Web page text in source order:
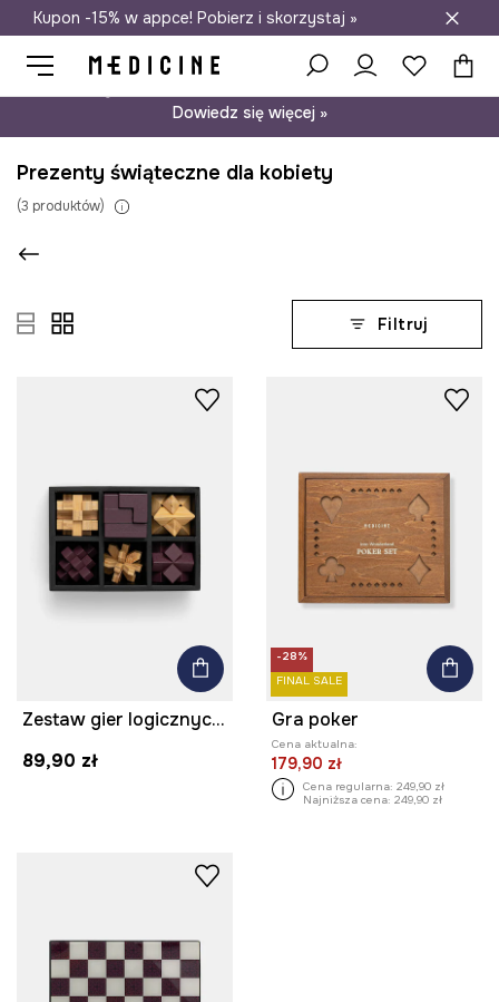
Darmowa dostawa do salonów
Kupon -15% w appce! Pobierz i skorzystaj »
Dowiedz się więcej »
Prezenty świąteczne dla kobiety
(3 produktów)
Filtruj
Zestaw gier logicznych drewniany
89,90 zł
-28%
FINAL SALE
Gra poker
Cena aktualna:
179,90 zł
Cena regularna: 249,90 zł
Najniższa cena: 249,90 zł